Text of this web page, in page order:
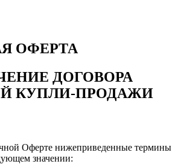
ОФЕРТА
ДОГОВОРА
КУПЛИ-ПРОДАЖИ
Оферте нижеприведенные термины
значении: